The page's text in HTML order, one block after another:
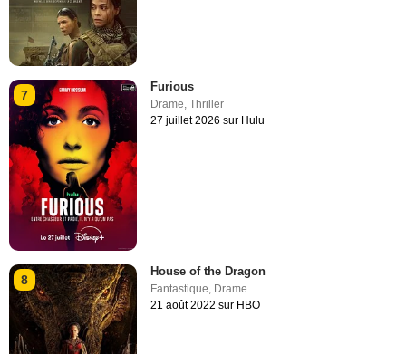
7
Furious
Drame,Thriller
27 juillet 2026 sur Hulu
8
House of the Dragon
Fantastique Drame
21 août 2022 sur HBO